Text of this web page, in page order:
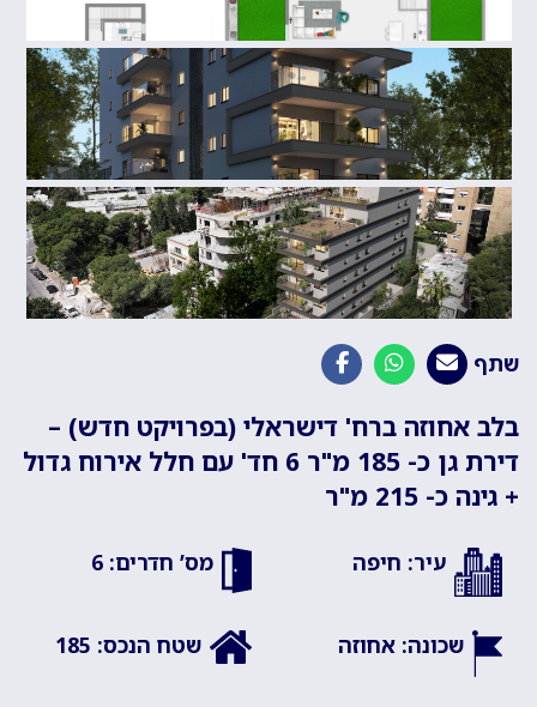
בלב אחוזה ברח' דישראלי (בפרויקט חדש) –
דירת גן כ- 185 מ"ר 6 חד' עם חלל אירוח גדול
+ גינה כ- 215 מ"ר
עיר: חיפה מס’ חדרים: 6
שכונה: אחוזה שטח הנכס: 185
שתף